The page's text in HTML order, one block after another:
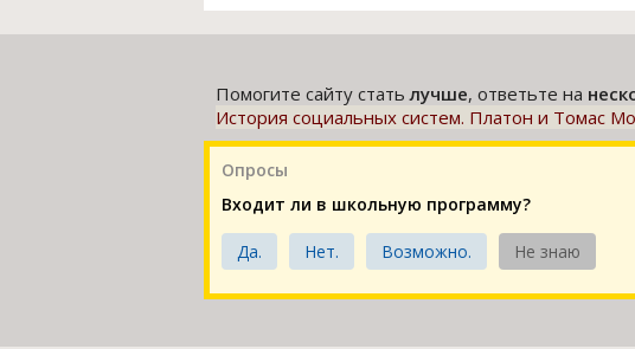
Помогите сайту статьлучше, ответьте на
История социальных систем. Платон и Томас
Опросы
Входит ли в школьную программу?
Да. Нет. Возможно. Не знаю